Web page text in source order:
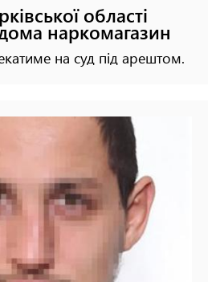
області
наркомагазин
на суд під арештом.